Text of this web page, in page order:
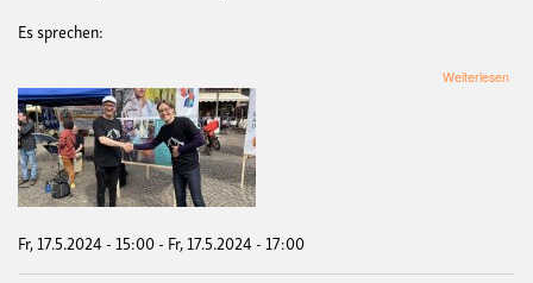
Es sprechen:
Weiterlesen
Fr, 17.5.2024 - 15:00- Fr, 17.5.2024 - 17:00